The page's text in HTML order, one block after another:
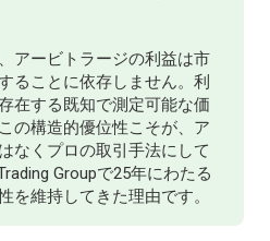
アービトラージの利益は市
ることに依存しません。利
在する既知で測定可能な価
の構造的優位性こそが、ア
なくプロの取引手法にして
Groupで25年にわたる
を維持してきた理由です。